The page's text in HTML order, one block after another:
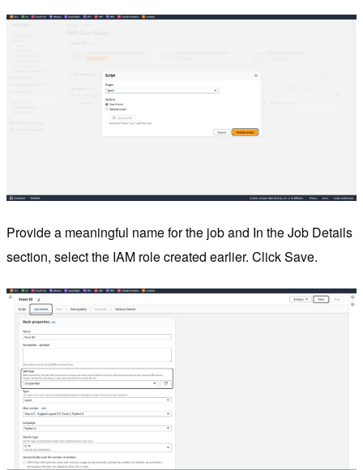
Provide a meaningful name for the job and In the Job Details
section, select the IAM role created earlier. Click Save.